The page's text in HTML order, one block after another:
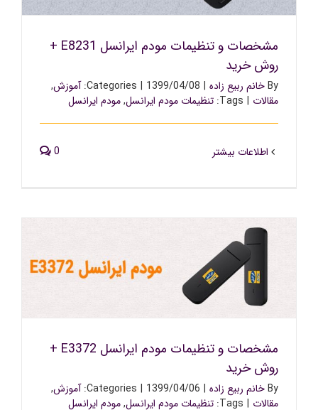
مشخصات و تنظیمات مودم ایرانسل E8231 +
روش خرید
Byخانم ربیع زاده |
1399/04/08
|
Categories: آموزش,
مقالات |
Tags: تنظیمات مودم ایرانسل,مودم ایرانسل
اطلاعات بیشتر 0
مشخصات و تنظیمات مودم ایرانسل E3372 + روش خرید
مشخصات و تنظیمات مودم ایرانسل E3372 +
روش خرید
Byخانم ربیع زاده |
1399/04/06
|
Categories: آموزش,
مقالات |
Tags: تنظیمات مودم ایرانسل,مودم ایرانسل